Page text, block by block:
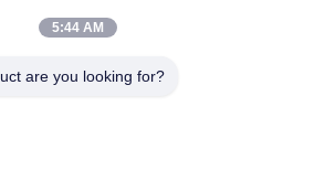
3-104 রটার স্লিপিং যোগাযোগ করুন XCL7000
5:44 AM
are you looking for?